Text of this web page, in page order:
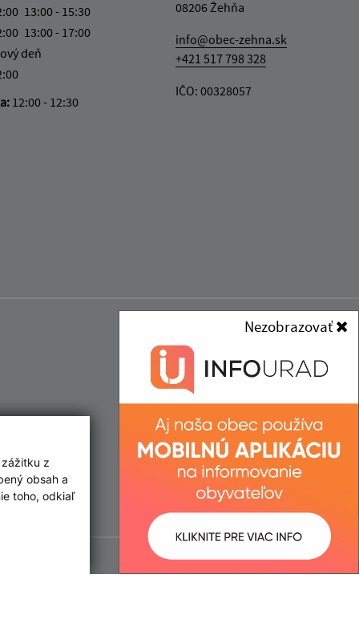
z
obsah a
toho, odkiaľ
Nezobrazovať
13:00 - 15:30
13:00 - 17:00
deň
12:00 - 12:30
08206 Žehňa
info@obec-zehna.sk
+421 517 798 328
IČO: 00328057